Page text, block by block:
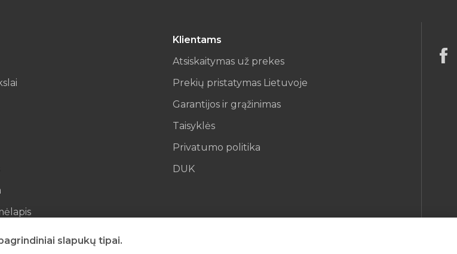
kontaktai
Klientams
Atsiskaitymas už prekes
Prekių pristatymas Lietuvoje
Garantijos ir grąžinimas
Taisyklės
Privatumo politika
DUK
slapukų tipai.